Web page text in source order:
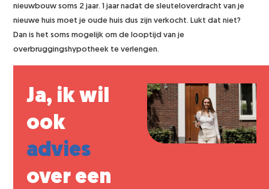
nieuwbouw soms 2 jaar. 1 jaar nadat de sleuteloverdracht van je
nieuwe huis moet je oude huis dus zijn verkocht. Lukt dat niet?
Dan is het soms mogelijk om de looptijd van je
overbruggingshypotheek te verlengen.
Ja, ik wil
ook
advies
over een